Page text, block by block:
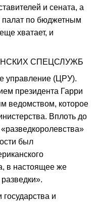
и сената, а
по бюджетным
хватает, и
СПЕЦСЛУЖБ
управление (ЦРУ).
президента Гарри
ведомством, которое
Вплоть до
был
в настоящее же
и